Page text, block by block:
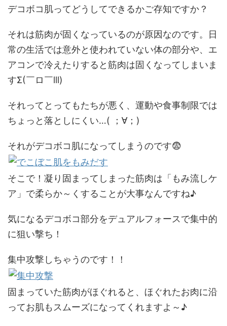
デコボコ肌ってどうしてできるかご存知ですか？
それは筋肉が固くなっているのが原因なのです。日
常の生活では意外と使われていない体の部分や、エ
アコンで冷えたりすると筋肉は固くなってしまいま
すΣ(￣ロ￣lll)
それってとってもたちが悪く、運動や食事制限では
ちょっと落としにくい…( ；∀；)
それがデコボコ肌になってしまうのです😨
そこで！凝り固まってしまった筋肉は「もみ流しケ
ア」で柔らか～くすることが大事なんですね♪
気になるデコボコ部分をデュアルフォースで集中的
に狙い撃ち！
集中攻撃しちゃうのです！！
固まっていた筋肉がほぐれると、ほぐれたお肉に沿
ってお肌もスムーズになってくれますよ～♪